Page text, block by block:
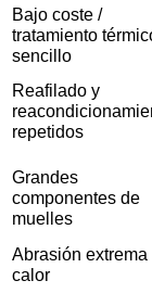
Bajo coste /
tratamiento
sencillo
Reafilado y
repetidos
Grandes
componentes de
muelles
Abrasión extrema
calor